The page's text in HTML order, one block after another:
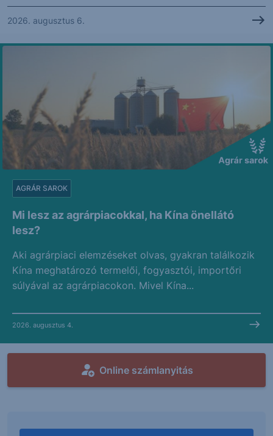
2026. augusztus 6.
Mi lesz az agrárpiacokkal, ha Kína önellátó
lesz?
AGRÁR SAROK
Aki agrárpiaci elemzéseket olvas, gyakran találkozik
Kína meghatározó termelői, fogyasztói, importőri
súlyával az agrárpiacokon. Mivel Kína...
2026. augusztus 4.
Online számlanyitás